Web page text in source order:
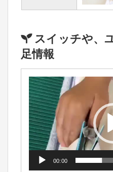
スイッチや、
足情報
動
画
プ
レ
ー
ヤ
ー
00:00